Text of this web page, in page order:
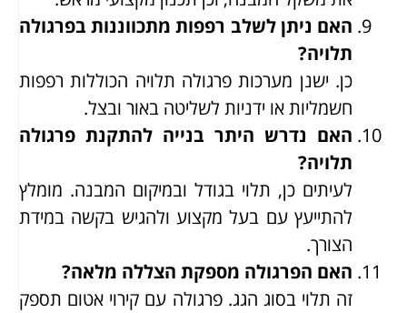
האם ניתן לשלב רפפות מתכווננות בפרגולה
תלויה?
כן. ישנן מערכות פרגולה תלויה הכוללות רפפות
חשמליות או ידניות לשליטה באור ובצל.
האם נדרש היתר בנייה להתקנת פרגולה
תלויה?
לעיתים כן, תלוי בגודל ובמיקום המבנה. מומלץ
להתייעץ עם בעל מקצוע ולהגיש בקשה במידת
הצורך.
האם הפרגולה מספקת הצללה מלאה?
זה תלוי בסוג הגג. פרגולה עם קירוי אטום תספק